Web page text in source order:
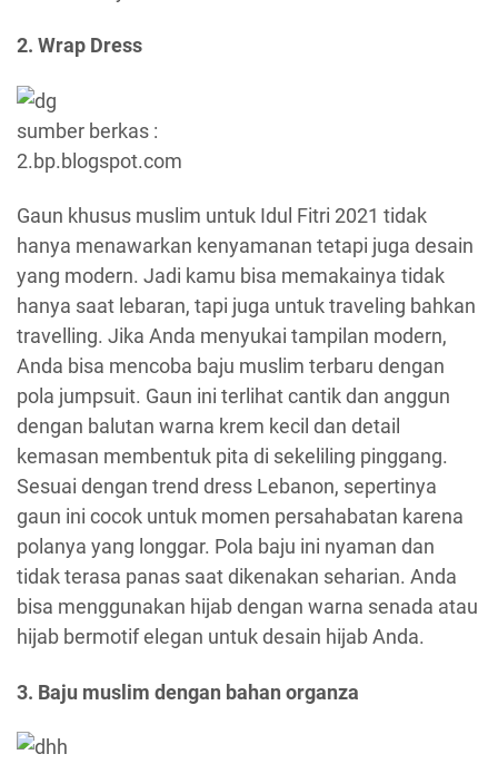
2. Wrap Dress
sumber berkas :
2.bp.blogspot.com
Gaun khusus muslim untuk Idul Fitri 2021 tidak
hanya menawarkan kenyamanan tetapi juga desain
yang modern. Jadi kamu bisa memakainya tidak
hanya saat lebaran, tapi juga untuk traveling bahkan
travelling. Jika Anda menyukai tampilan modern,
Anda bisa mencoba baju muslim terbaru dengan
pola jumpsuit. Gaun ini terlihat cantik dan anggun
dengan balutan warna krem ​​kecil dan detail
kemasan membentuk pita di sekeliling pinggang.
Sesuai dengan trend dress Lebanon, sepertinya
gaun ini cocok untuk momen persahabatan karena
polanya yang longgar. Pola baju ini nyaman dan
tidak terasa panas saat dikenakan seharian. Anda
bisa menggunakan hijab dengan warna senada atau
hijab bermotif elegan untuk desain hijab Anda.
3. Baju muslim dengan bahan organza